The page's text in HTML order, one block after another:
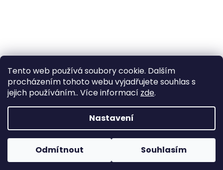
Tento web používá soubory cookie. Dalším
procházením tohoto webu vyjadřujete souhlas s
jejich používáním.. Více informací zde.
Nastavení
Odmítnout Souhlasím
Vytvořil Shoptet
Copyright 2026WintersportHK. Všechna práva